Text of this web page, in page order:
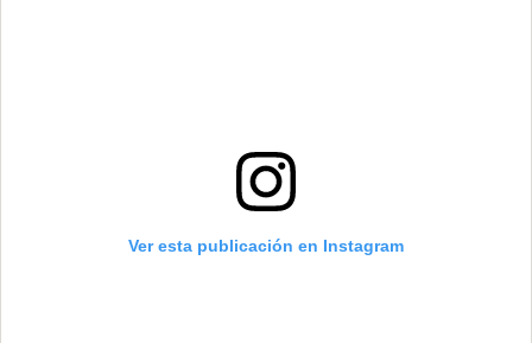
Ver esta publicación en Instagram